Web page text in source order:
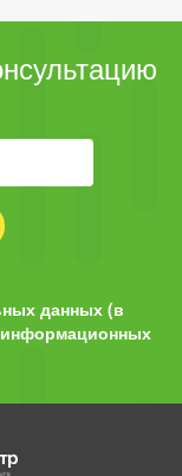
данных (в
информационных